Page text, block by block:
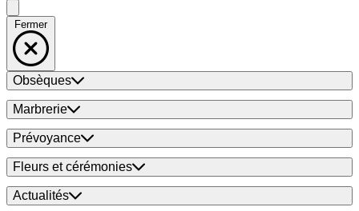
Fermer
Obsèques
Marbrerie
Prévoyance
Fleurs et cérémonies
Actualités